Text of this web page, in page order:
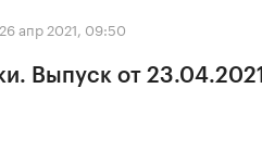
26 апр 2021, 09:50
Выпуск от 23.04.2021